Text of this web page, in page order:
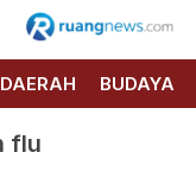
RUANG
NEWS
DAERAH BUDAYA
flu